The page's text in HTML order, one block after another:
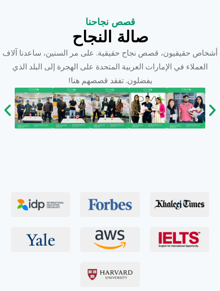
قصص نجاحنا
صالة النجاح
أشخاص حقيقيون، قصص نجاح حقيقية. على مر السنين، ساعدنا آلاف
العملاء في الإمارات العربية المتحدة على الهجرة إلى البلد الذي
يفضلون. تفقد قصصهم هنا!